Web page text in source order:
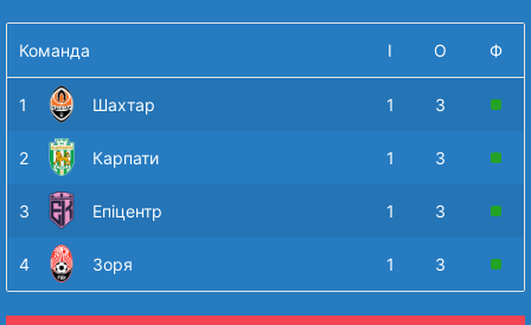
Команда І О Ф
1 Шахтар 1 3
2 Карпати 1 3
3 Епіцентр 1 3
4 Зоря 1 3